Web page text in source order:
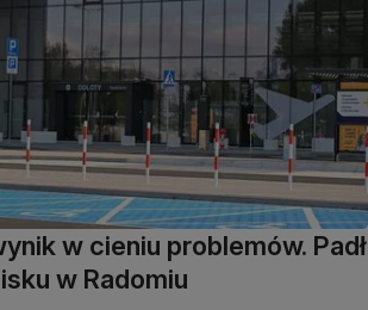
w cieniu problemów. Padł
w Radomiu